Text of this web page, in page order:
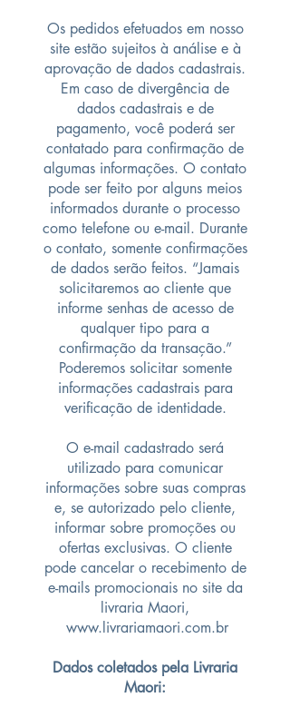
Os pedidos efetuados em nosso
site estão sujeitos à análise e à
aprovação de dados cadastrais.
Em caso de divergência de
dados cadastrais e de
pagamento, você poderá ser
contatado para confirmação de
algumas informações. O contato
pode ser feito por alguns meios
informados durante o processo
como telefone ou e-mail. Durante
o contato, somente confirmações
de dados serão feitos. “Jamais
solicitaremos ao cliente que
informe senhas de acesso de
qualquer tipo para a
confirmação da transação.”
Poderemos solicitar somente
informações cadastrais para
verificação de identidade.
O e-mail cadastrado será
utilizado para comunicar
informações sobre suas compras
e, se autorizado pelo cliente,
informar sobre promoções ou
ofertas exclusivas. O cliente
pode cancelar o recebimento de
e-mails promocionais no site da
livraria Maori,
www.livrariamaori.com.br
Dados coletados pela Livraria
Maori: